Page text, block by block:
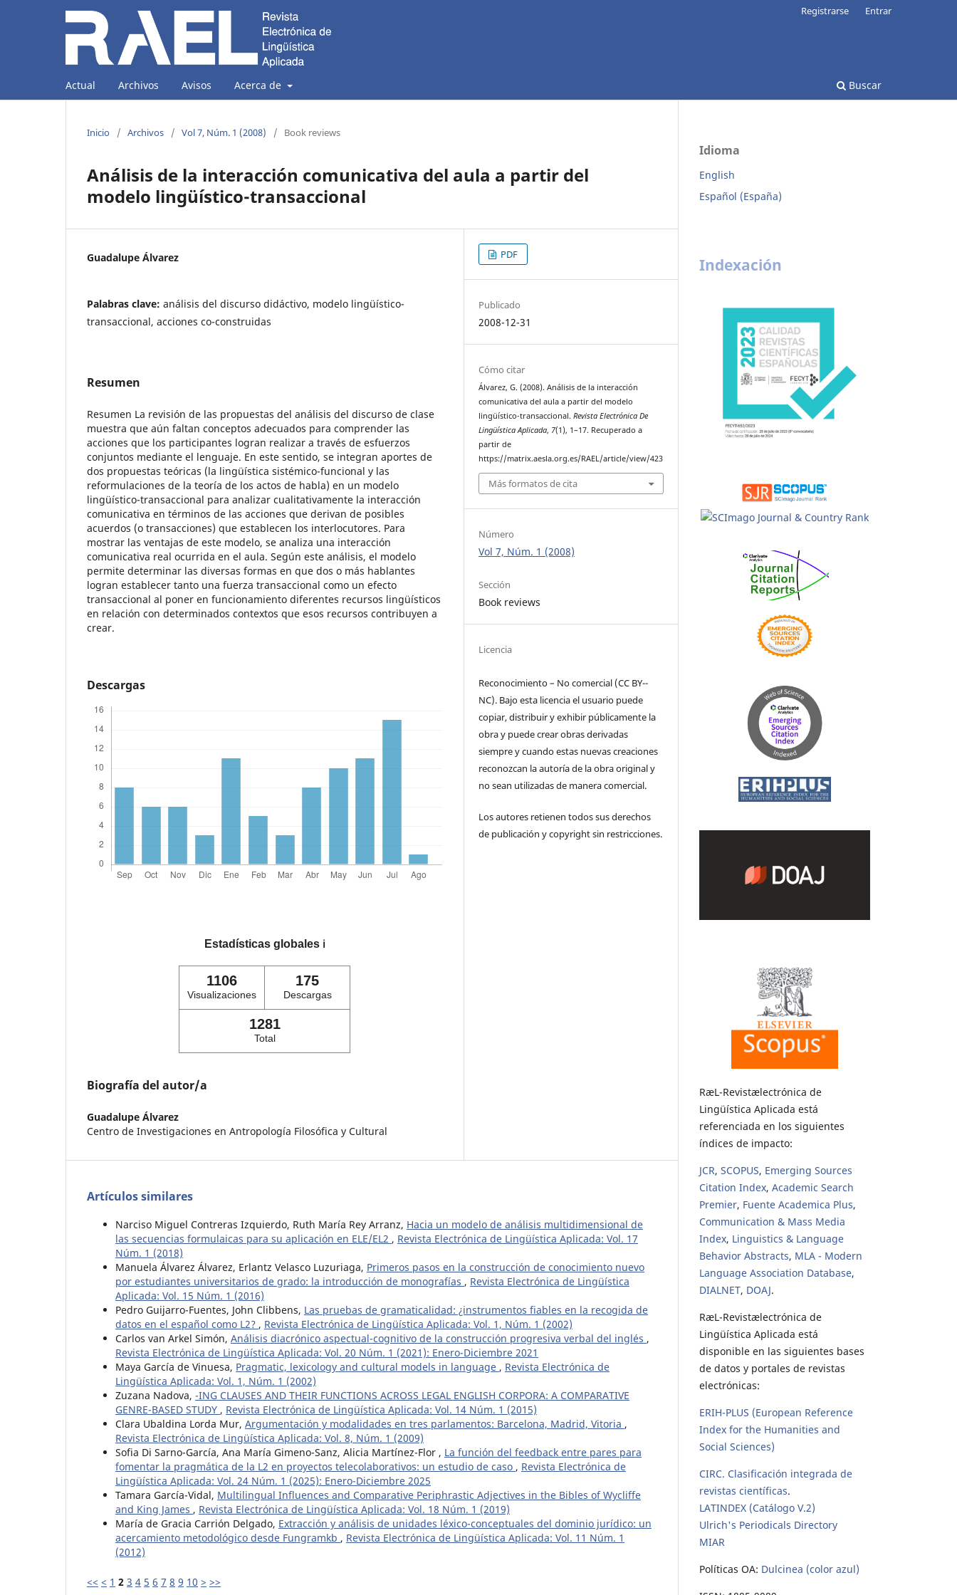
Actual Archivos Avisos Acerca de Buscar
Registrarse Entrar
Inicio / Archivos / Vol 7, Núm. 1 (2008) / Book reviews
Análisis de la interacción comunicativa del aula a partir del
modelo lingüístico-transaccional
Guadalupe Álvarez
Palabras clave: análisis del discurso didáctivo, modelo lingüístico-
transaccional, acciones co-construidas
Resumen
Resumen La revisión de las propuestas del análisis del discurso de clase
muestra que aún faltan conceptos adecuados para comprender las
acciones que los participantes logran realizar a través de esfuerzos
conjuntos mediante el lenguaje. En este sentido, se integran aportes de
dos propuestas teóricas (la lingüística sistémico-funcional y las
reformulaciones de la teoría de los actos de habla) en un modelo
lingüístico-transaccional para analizar cualitativamente la interacción
comunicativa en términos de las acciones que derivan de posibles
acuerdos (o transacciones) que establecen los interlocutores. Para
mostrar las ventajas de este modelo, se analiza una interacción
comunicativa real ocurrida en el aula. Según este análisis, el modelo
permite determinar las diversas formas en que dos o más hablantes
logran establecer tanto una fuerza transaccional como un efecto
transaccional al poner en funcionamiento diferentes recursos lingüísticos
en relación con determinados contextos que esos recursos contribuyen a
crear.
Descargas
Estadísticas globales ℹ️
1106
Visualizaciones
175
Descargas
1281
Total
Biografía del autor/a
Guadalupe Álvarez
Centro de Investigaciones en Antropología Filosófica y Cultural
PDF
Publicado
2008-12-31
Cómo citar
Álvarez, G. (2008). Análisis de la interacción
comunicativa del aula a partir del modelo
lingüístico-transaccional.Revista Electrónica De
Lingüística Aplicada, 7(1), 1–17. Recuperado a
partir de
https://matrix.aesla.org.es/RAEL/article/view/423
Más formatos de cita
Número
Vol 7, Núm. 1 (2008)
Sección
Book reviews
Licencia
Reconocimiento – No comercial (CC BY-­
NC). Bajo esta licencia el usuario puede
copiar, distribuir y exhibir públicamente la
obra y puede crear obras derivadas
siempre y cuando estas nuevas creaciones
reconozcan la autoría de la obra original y
no sean utilizadas de manera comercial.
Los autores retienen todos sus derechos
de publicación y copyright sin restricciones.
Artículos similares
Narciso Miguel Contreras Izquierdo, Ruth María Rey Arranz, Hacia un modelo de análisis multidimensional de
las secuencias formulaicas para su aplicación en ELE/EL2 , Revista Electrónica de Lingüística Aplicada: Vol. 17
Núm. 1 (2018)
Manuela Álvarez Álvarez, Erlantz Velasco Luzuriaga, Primeros pasos en la construcción de conocimiento nuevo
por estudiantes universitarios de grado: la introducción de monografías , Revista Electrónica de Lingüística
Aplicada: Vol. 15 Núm. 1 (2016)
Pedro Guijarro-Fuentes, John Clibbens, Las pruebas de gramaticalidad: ¿instrumentos fiables en la recogida de
datos en el español como L2? , Revista Electrónica de Lingüística Aplicada: Vol. 1, Núm. 1 (2002)
Carlos van Arkel Simón, Análisis diacrónico aspectual-cognitivo de la construcción progresiva verbal del inglés ,
Revista Electrónica de Lingüística Aplicada: Vol. 20 Núm. 1 (2021): Enero-Diciembre 2021
Maya García de Vinuesa, Pragmatic, lexicology and cultural models in language , Revista Electrónica de
Lingüística Aplicada: Vol. 1, Núm. 1 (2002)
Zuzana Nadova, -ING CLAUSES AND THEIR FUNCTIONS ACROSS LEGAL ENGLISH CORPORA: A COMPARATIVE
GENRE-BASED STUDY , Revista Electrónica de Lingüística Aplicada: Vol. 14 Núm. 1 (2015)
Clara Ubaldina Lorda Mur, Argumentación y modalidades en tres parlamentos: Barcelona, Madrid, Vitoria ,
Revista Electrónica de Lingüística Aplicada: Vol. 8, Núm. 1 (2009)
Sofia Di Sarno-García, Ana María Gimeno-Sanz, Alicia Martínez-Flor , La función del feedback entre pares para
fomentar la pragmática de la L2 en proyectos telecolaborativos: un estudio de caso , Revista Electrónica de
Lingüística Aplicada: Vol. 24 Núm. 1 (2025): Enero-Diciembre 2025
Tamara García-Vidal, Multilingual Influences and Comparative Periphrastic Adjectives in the Bibles of Wycliffe
and King James , Revista Electrónica de Lingüística Aplicada: Vol. 18 Núm. 1 (2019)
María de Gracia Carrión Delgado, Extracción y análisis de unidades léxico-conceptuales del dominio jurídico: un
acercamiento metodológico desde Fungramkb , Revista Electrónica de Lingüística Aplicada: Vol. 11 Núm. 1
(2012)
<< < 1 2 3 4 5 6 7 8 9 10 > >>
Idioma
English
Español (España)
Indexación
RæL-Revistælectrónica de
Lingüística Aplicada está
referenciada en los siguientes
índices de impacto:
JCR, SCOPUS, Emerging Sources
Citation Index, Academic Search
Premier, Fuente Academica Plus,
Communication & Mass Media
Index, Linguistics & Language
Behavior Abstracts, MLA - Modern
Language Association Database,
DIALNET, DOAJ.
RæL-Revistælectrónica de
Lingüística Aplicada está
disponible en las siguientes bases
de datos y portales de revistas
electrónicas:
ERIH-PLUS (European Reference
Index for the Humanities and
Social Sciences)
CIRC. Clasificación integrada de
revistas científicas.
LATINDEX (Catálogo V.2)
Ulrich's Periodicals Directory
MIAR
Políticas OA: Dulcinea (color azul)